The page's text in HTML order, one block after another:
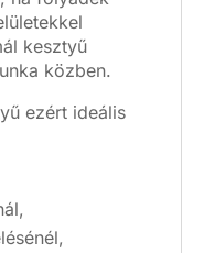
kesztyű
közben.
ezért ideális